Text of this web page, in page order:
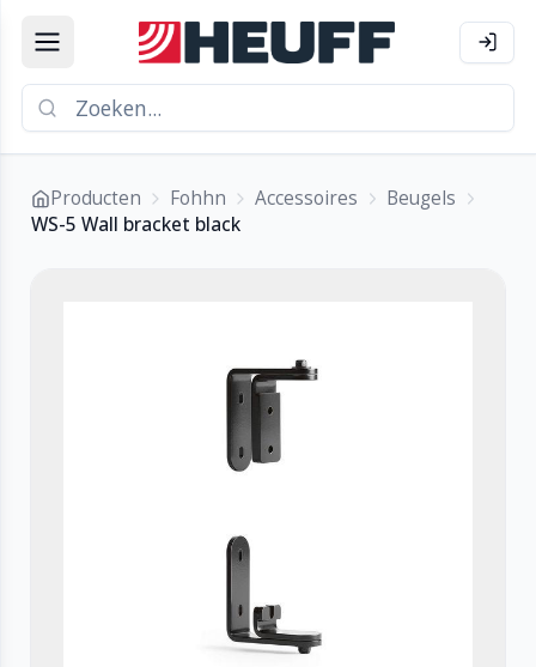
Producten Fohhn Accessoires
Beugels
WS-5 Wall bracket black